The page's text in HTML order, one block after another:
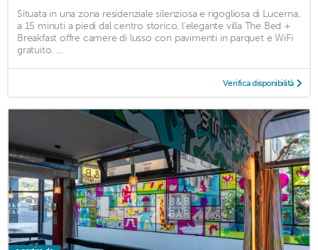
Situata in una zona residenziale silenziosa e rigogliosa di Lucerna,
a 15 minuti a piedi dal centro storico, l'elegante villa The Bed +
Breakfast offre camere di lusso con pavimenti in parquet e WiFi
gratuito. ...
Verifica disponibilità